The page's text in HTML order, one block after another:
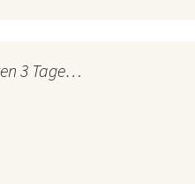
3 Tage…